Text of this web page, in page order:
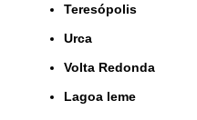
Teresópolis
Urca
Volta Redonda
lagoa leme